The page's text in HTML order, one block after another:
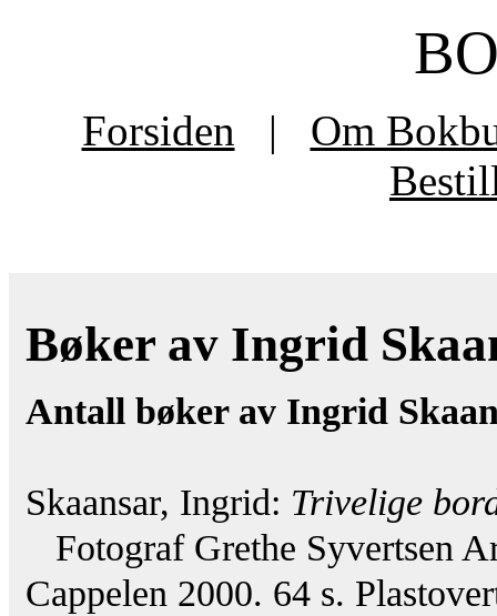
Forsiden |
Om
Bøker av Ingrid
Antall bøker av Ingrid
Skaansar, Ingrid: Trivelige
Fotograf Grethe Syvertsen
Cappelen 2000. 64 s.